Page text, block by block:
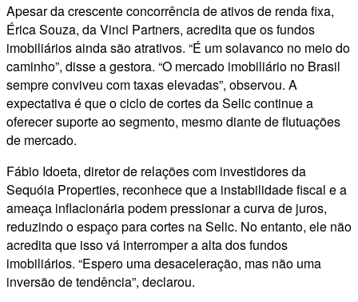
Apesar da crescente concorrência de ativos de renda fixa,
Érica Souza, da Vinci Partners, acredita que os fundos
imobiliários ainda são atrativos. “É um solavanco no meio do
caminho”, disse a gestora. “O mercado imobiliário no Brasil
sempre conviveu com taxas elevadas”, observou. A
expectativa é que o ciclo de cortes da Selic continue a
oferecer suporte ao segmento, mesmo diante de flutuações
de mercado.
Fábio Idoeta, diretor de relações com investidores da
Sequóia Properties, reconhece que a instabilidade fiscal e a
ameaça inflacionária podem pressionar a curva de juros,
reduzindo o espaço para cortes na Selic. No entanto, ele não
acredita que isso vá interromper a alta dos fundos
imobiliários. “Espero uma desaceleração, mas não uma
inversão de tendência”, declarou.